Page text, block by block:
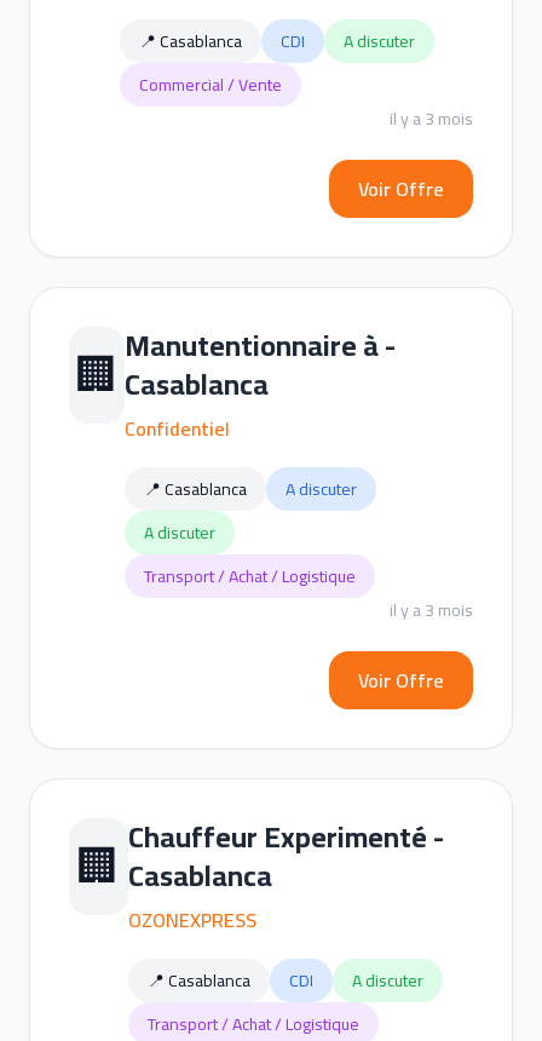
📍 Casablanca CDI
A discuter
Commercial / Vente
il y a 3 mois
Voir Offre
🏢 Manutentionnaire à -
Casablanca
Confidentiel
📍 Casablanca
A discuter
A discuter
Transport / Achat / Logistique
il y a 3 mois
Voir Offre
🏢 Chauffeur Experimenté -
Casablanca
OZONEXPRESS
📍 Casablanca CDI
A discuter
Transport / Achat / Logistique